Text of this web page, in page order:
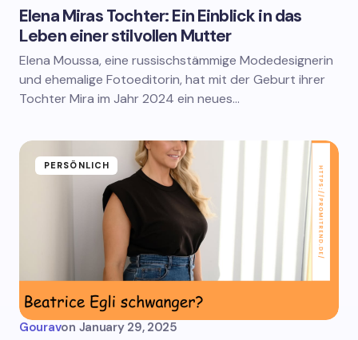
Elena Miras Tochter: Ein Einblick in das
Leben einer stilvollen Mutter
Elena Moussa, eine russischstämmige Modedesignerin
und ehemalige Fotoeditorin, hat mit der Geburt ihrer
Tochter Mira im Jahr 2024 ein neues…
PERSÖNLICH
Gouravon January 29, 2025